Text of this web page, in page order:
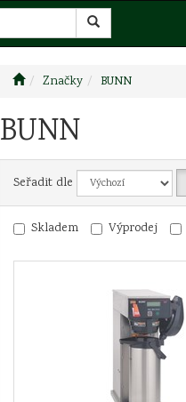
Značky BUNN
BUNN
Seřadit dle
Skladem Výprodej